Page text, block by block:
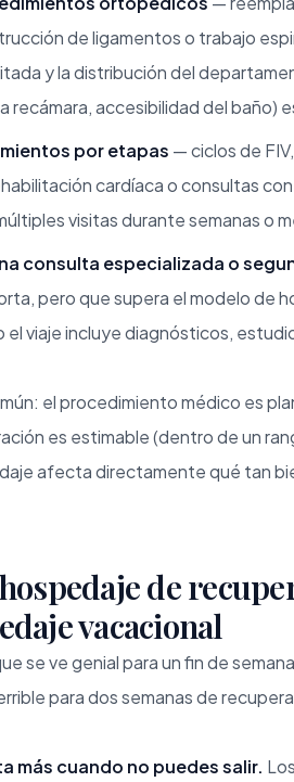
de ligamentos o trabajo
y la distribución del
recámara, accesibilidad del baño)
por etapas — ciclos de
cardíaca o consultas
visitas durante semanas o
consulta especializada o
pero que supera el modelo de
el viaje incluye diagnósticos,
el procedimiento médico es
es estimable (dentro de un
afecta directamente qué tan
de
vacacional
se ve genial para un fin de
para dos semanas de
más cuando no puedes salir.